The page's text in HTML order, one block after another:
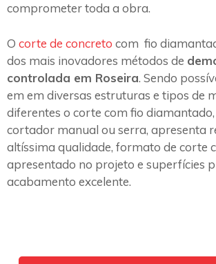
comprometer toda a obra.
O corte de concreto com fio
dos mais inovadores métodos de
controlada em Roseira. Sendo
em em diversas estruturas e tipos de
diferentes o corte com fio
cortador manual ou serra, apresenta
altíssima qualidade, formato de corte
apresentado no projeto e superfícies
acabamento excelente.